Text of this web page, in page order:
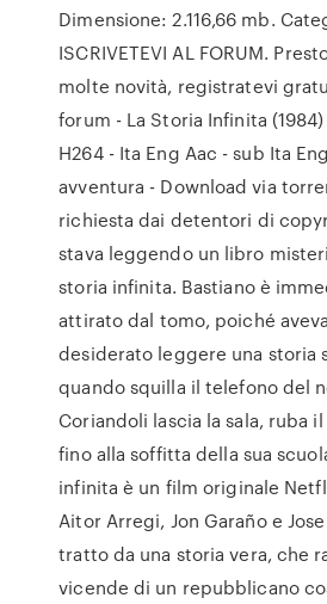
Dimensione: 2.116,66 mb.
ISCRIVETEVI AL FORUM.
molte novità, registratevi
forum - La Storia Infinita
H264 - Ita Eng Aac - sub Ita
avventura - Download via
richiesta dai detentori di
stava leggendo un libro
storia infinita. Bastiano è
attirato dal tomo, poiché
desiderato leggere una storia
quando squilla il telefono del
Coriandoli lascia la sala, ruba
fino alla soffitta della sua
infinita è un film originale
Aitor Arregi, Jon Garaño e
tratto da una storia vera, che
vicende di un repubblicano